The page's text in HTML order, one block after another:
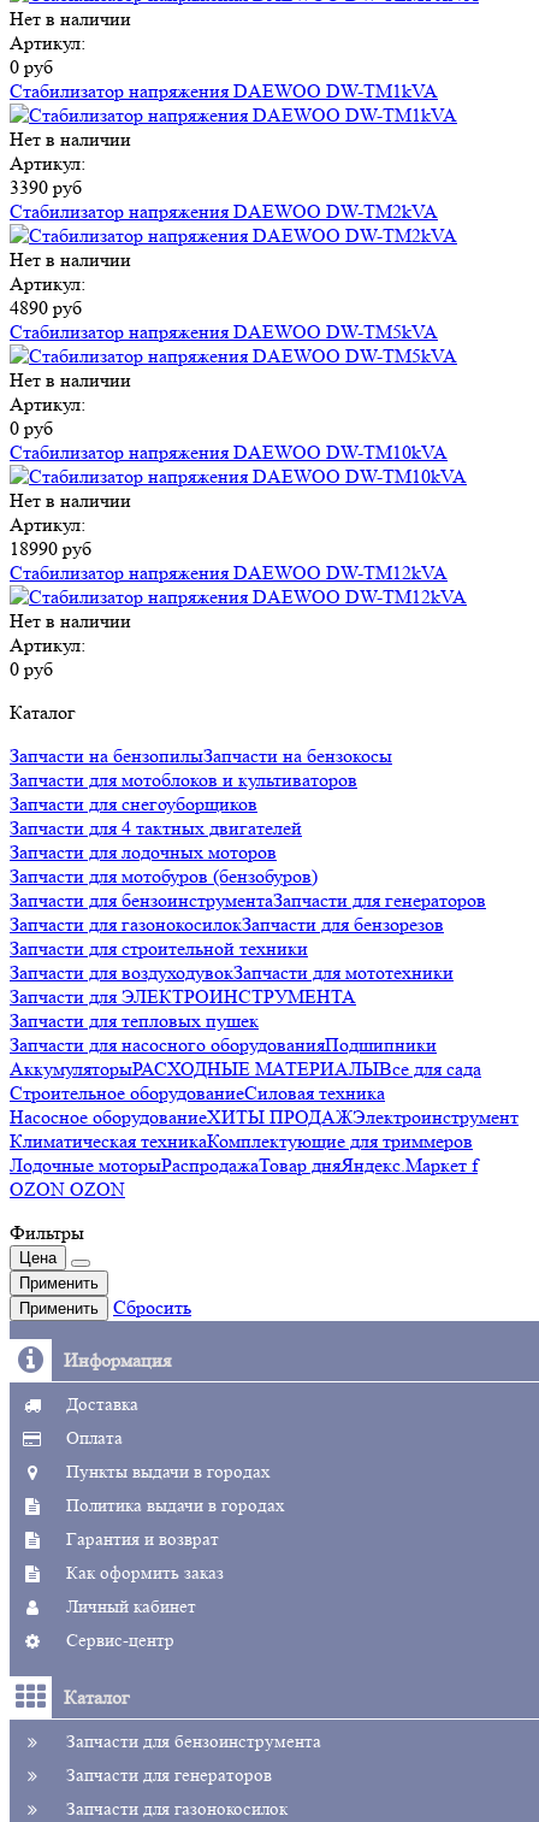
Нет в наличии
Артикул:
0 руб
Стабилизатор напряжения DAEWOO DW-TM1kVA
Нет в наличии
Артикул:
3390 руб
Стабилизатор напряжения DAEWOO DW-TM2kVA
Нет в наличии
Артикул:
4890 руб
Стабилизатор напряжения DAEWOO DW-TM5kVA
Нет в наличии
Артикул:
0 руб
Стабилизатор напряжения DAEWOO DW-TM10kVA
Нет в наличии
Артикул:
18990 руб
Стабилизатор напряжения DAEWOO DW-TM12kVA
Нет в наличии
Артикул:
0 руб
Каталог
Запчасти на бензопилыЗапчасти на бензокосы
Запчасти для мотоблоков и культиваторов
Запчасти для снегоуборщиков
Запчасти для 4 тактных двигателей
Запчасти для лодочных моторов
Запчасти для мотобуров (бензобуров)
Запчасти для бензоинструментаЗапчасти для генераторов
Запчасти для газонокосилокЗапчасти для бензорезов
Запчасти для строительной техники
Запчасти для воздуходувокЗапчасти для мототехники
Запчасти для ЭЛЕКТРОИНСТРУМЕНТА
Запчасти для тепловых пушек
Запчасти для насосного оборудованияПодшипники
АккумуляторыРАСХОДНЫЕ МАТЕРИАЛЫВсе для сада
Строительное оборудованиеСиловая техника
Насосное оборудованиеХИТЫ ПРОДАЖЭлектроинструмент
Климатическая техникаКомплектующие для триммеров
Лодочные моторыРаспродажаТовар дняЯндекс.Маркет f
OZON OZON
Фильтры
Цена
Применить
Применить
Сбросить
Информация
Доставка
Оплата
Пункты выдачи в городах
Политика выдачи в городах
Гарантия и возврат
Как оформить заказ
Личный кабинет
Сервис-центр
Каталог
Запчасти для бензоинструмента
Запчасти для генераторов
Запчасти для газонокосилок